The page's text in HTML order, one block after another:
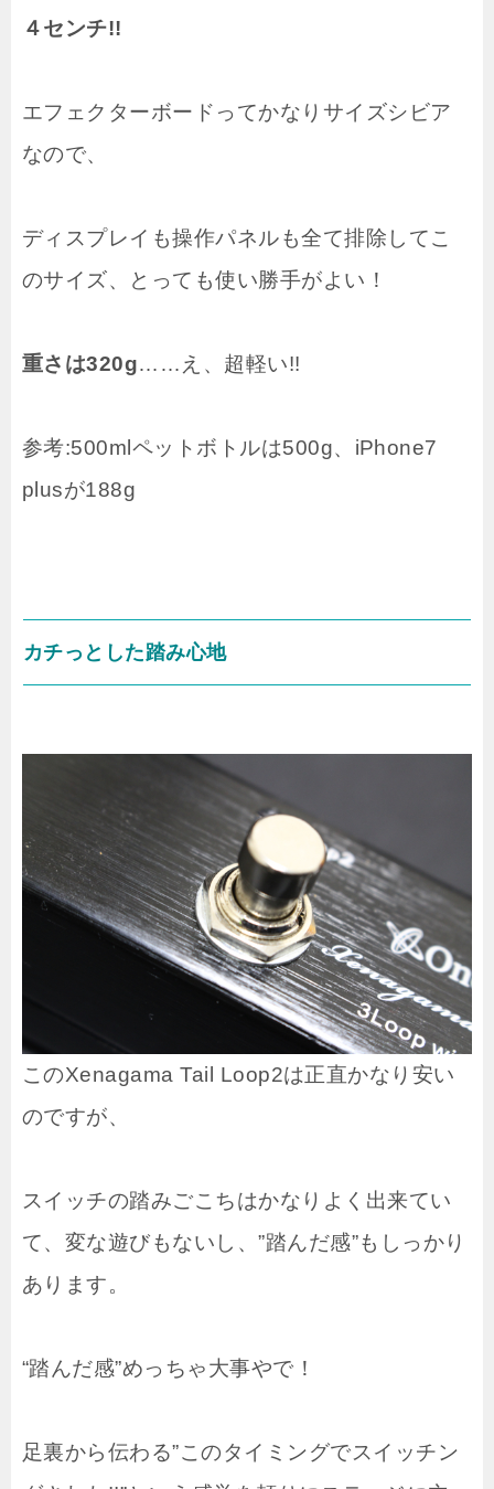
４センチ!!
エフェクターボードってかなりサイズシビア
なので、
ディスプレイも操作パネルも全て排除してこ
のサイズ、とっても使い勝手がよい！
重さは320g……え、超軽い!!
参考:500mlペットボトルは500g、iPhone7
plusが188g
カチっとした踏み心地
このXenagama Tail Loop2は正直かなり安い
のですが、
スイッチの踏みごこちはかなりよく出来てい
て、変な遊びもないし、”踏んだ感”もしっかり
あります。
“踏んだ感”めっちゃ大事やで！
足裏から伝わる”このタイミングでスイッチン